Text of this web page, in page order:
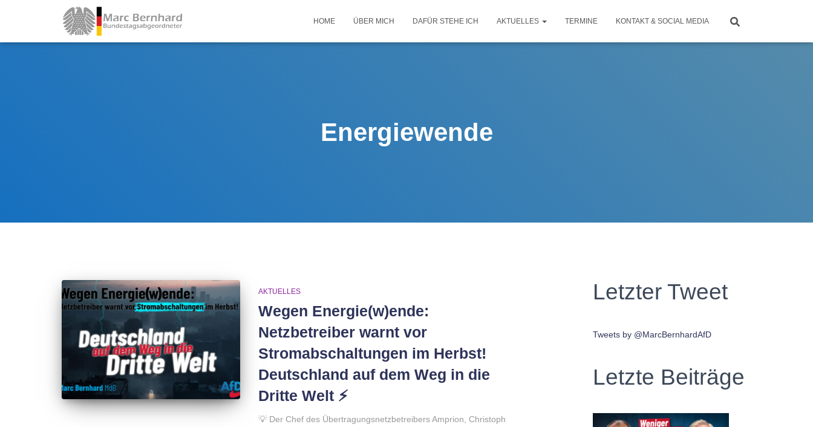
HOME ÜBER MICH DAFÜR STEHE ICH AKTUELLES TERMINE KONTAKT & SOCIAL MEDIA
Energiewende
AKTUELLES
Wegen Energie(w)ende:
Netzbetreiber warnt vor
Stromabschaltungen im Herbst!
Deutschland auf dem Weg in die
Dritte Welt ⚡️
💡 Der Chef des Übertragungsnetzbetreibers Amprion, Christoph
Letzter Tweet
Tweets by @MarcBernhardAfD
Letzte Beiträge